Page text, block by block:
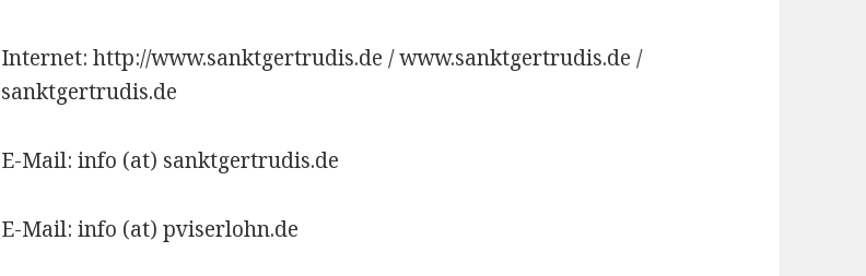
Internet: http://www.sanktgertrudis.de / www.sanktgertrudis.de /
sanktgertrudis.de
E-Mail: info (at) sanktgertrudis.de
E-Mail: info (at) pviserlohn.de